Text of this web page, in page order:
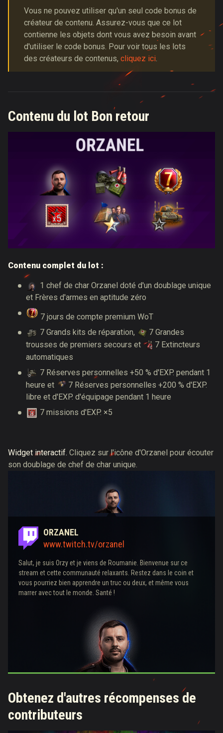
Vous ne pouvez utiliser qu'un seul code bonus de
créateur de contenu. Assurez-vous que ce lot
contienne les objets dont vous avez besoin avant
d'utiliser le code bonus. Pour voir tous les lots
des créateurs de contenus, cliquez ici.
Contenu du lot Bon retour
Contenu complet du lot :
1 chef de char Orzanel doté d'un doublage unique
et Frères d'armes en aptitude zéro
7 jours de compte premium WoT
7 Grands kits de réparation,
7 Grandes
trousses de premiers secours et
7 Extincteurs
automatiques
7 Réserves personnelles +50 % d'EXP. pendant 1
heure et
7 Réserves personnelles +200 % d'EXP.
libre et d'EXP. d'équipage pendant 1 heure
7 missions d'EXP. ×5
Widget interactif. Cliquez sur l'icône d'Orzanel pour écouter
son doublage de chef de char unique.
ORZANEL
www.twitch.tv/orzanel
Salut, je suis Orzy et je viens de Roumanie. Bienvenue sur ce
stream et cette communauté relaxants. Restez dans le coin et
vous pourriez bien apprendre un truc ou deux, et même vous
marrer avec tout le monde. Santé !
Obtenez d'autres récompenses de
contributeurs